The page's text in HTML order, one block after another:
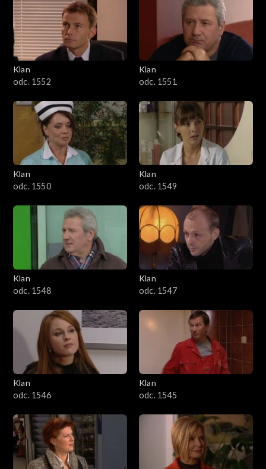
Klan
odc. 1552
Klan
odc. 1551
Klan
odc. 1550
Klan
odc. 1549
Klan
odc. 1548
Klan
odc. 1547
Klan
odc. 1546
Klan
odc. 1545